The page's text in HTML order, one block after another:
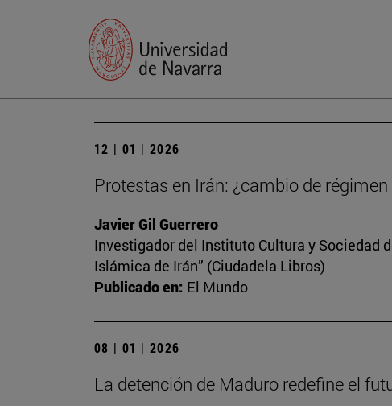
12 | 01 | 2026
Protestas en Irán: ¿cambio de régimen
Javier Gil Guerrero
Investigador del Instituto Cultura y Sociedad
Islámica de Irán” (Ciudadela Libros)
Publicado en: El Mundo
08 | 01 | 2026
La detención de Maduro redefine el